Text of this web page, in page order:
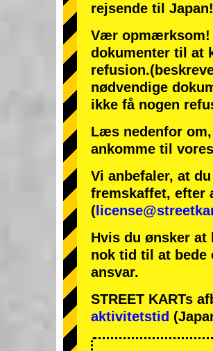
rejsende til
Vær opmærksom!
dokumenter til at
refusion.
nødvendige
ikke få nogen
Læs nedenfor
ankomme til
Vi anbefaler, at
fremskaffet, efter
(
Hvis du ønsker
nok tid til at bede
ansvar.
STREET KARTs
aktivitetstid